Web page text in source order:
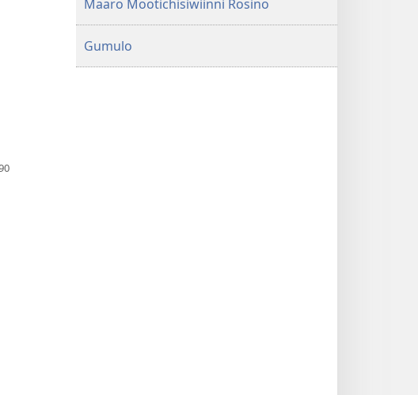
Maaro Mootichisiwiinni Rosino
Gumulo